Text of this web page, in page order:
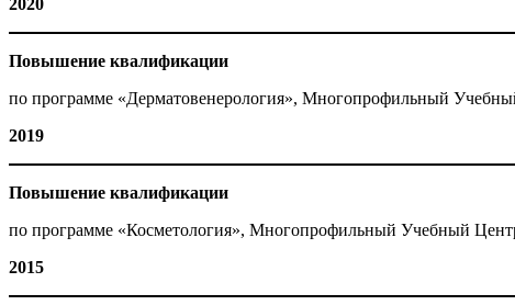
Повышение квалификации
по программе «Дерматовенерология», Многопрофильный
2019
Повышение квалификации
по программе «Косметология», Многопрофильный Учебный
2015